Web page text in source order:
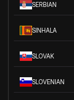
SERBIAN
SINHALA
SLOVAK
SLOVENIAN